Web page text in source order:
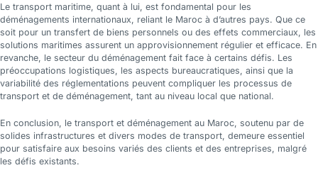
Le transport maritime, quant à lui, est fondamental pour les
déménagements internationaux, reliant le Maroc à d’autres pays. Que ce
soit pour un transfert de biens personnels ou des effets commerciaux, les
solutions maritimes assurent un approvisionnement régulier et efficace. En
revanche, le secteur du déménagement fait face à certains défis. Les
préoccupations logistiques, les aspects bureaucratiques, ainsi que la
variabilité des réglementations peuvent compliquer les processus de
transport et de déménagement, tant au niveau local que national.
En conclusion, le transport et déménagement au Maroc, soutenu par de
solides infrastructures et divers modes de transport, demeure essentiel
pour satisfaire aux besoins variés des clients et des entreprises, malgré
les défis existants.